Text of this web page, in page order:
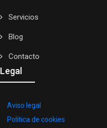
Servicios
Blog
Contacto
Legal
Aviso legal
Política de cookies